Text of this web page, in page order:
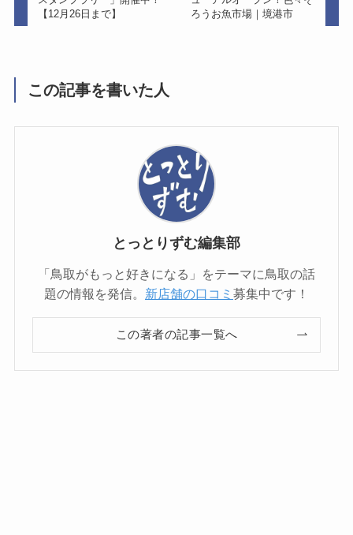
【12月26日まで】
ろうお魚市場｜境港市
この記事を書いた人
とっとりずむ編集部
「鳥取がもっと好きになる」をテーマに鳥取の話
題の情報を発信。 新店舗の口コミ 募集中です！
この著者の記事一覧へ